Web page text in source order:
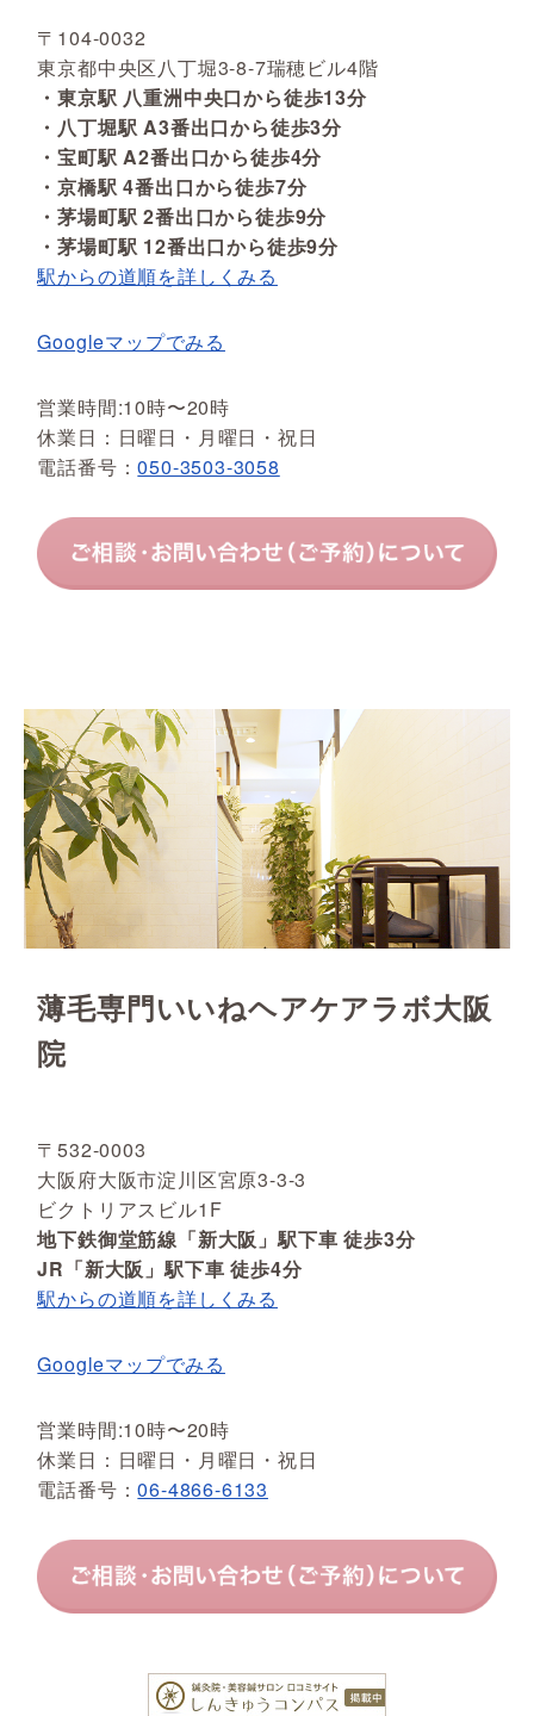
〒104-0032
東京都中央区八丁堀3-8-7瑞穂ビル4階
・東京駅 八重洲中央口から徒歩13分
・八丁堀駅 A3番出口から徒歩3分
・宝町駅 A2番出口から徒歩4分
・京橋駅 4番出口から徒歩7分
・茅場町駅 2番出口から徒歩9分
・茅場町駅 12番出口から徒歩9分
駅からの道順を詳しくみる
Googleマップでみる
営業時間:10時〜20時
休業日：日曜日・月曜日・祝日
電話番号：050-3503-3058
薄毛専門いいねヘアケアラボ大阪
院
〒532-0003
大阪府大阪市淀川区宮原3-3-3
ビクトリアスビル1F
地下鉄御堂筋線「新大阪」駅下車 徒歩3分
JR「新大阪」駅下車 徒歩4分
駅からの道順を詳しくみる
Googleマップでみる
営業時間:10時〜20時
休業日：日曜日・月曜日・祝日
電話番号：06-4866-6133